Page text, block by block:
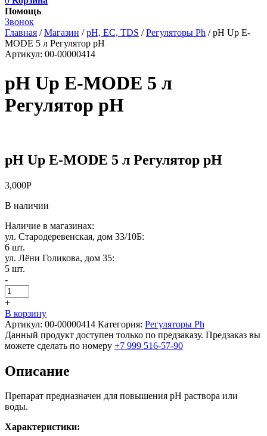
Помощь
Звонок
Главная /Магазин /рН, EC, TDS /Регуляторы Ph /pH Up E-
MODE 5 л Регулятор pH
Артикул: 00-00000414
pH Up E-MODE 5 л
Регулятор pH
pH Up E-MODE 5 л Регулятор pH
3,000Р
В наличии
Наличие в магазинах:
ул. Стародеревенская, дом 33/10Б:
6 шт.
ул. Лёни Голикова, дом 35:
5 шт.
-
+
В корзину
Артикул: 00-00000414 Категория: Регуляторы Ph
Данный продукт доступен только по предзаказу. Предзаказ вы
можете сделать по номеру +7 999 516-57-90
Описание
Препарат предназначен для повышения рН раствора или
воды.
Характеристики: